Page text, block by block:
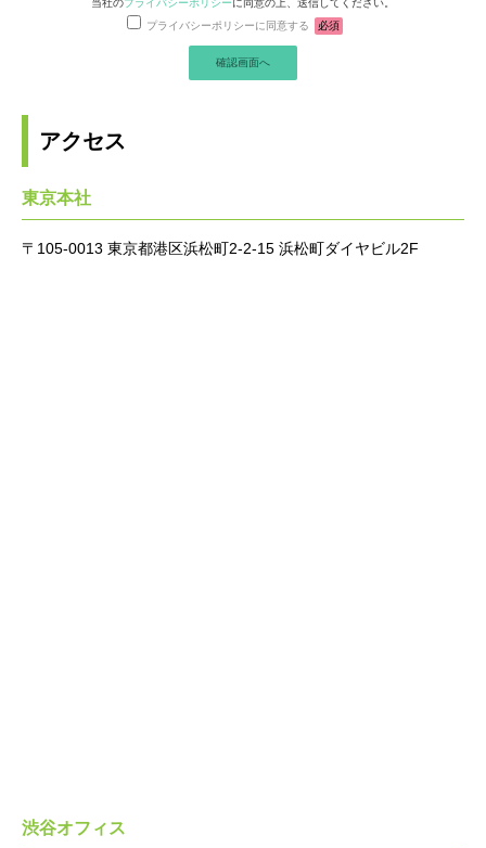
当社のプライバシーポリシー に同意の上、送信してください。
プライバシーポリシーに同意する
必須
アクセス
東京本社
〒105-0013 東京都港区浜松町2-2-15 浜松町ダイヤビル2F
渋谷オフィス